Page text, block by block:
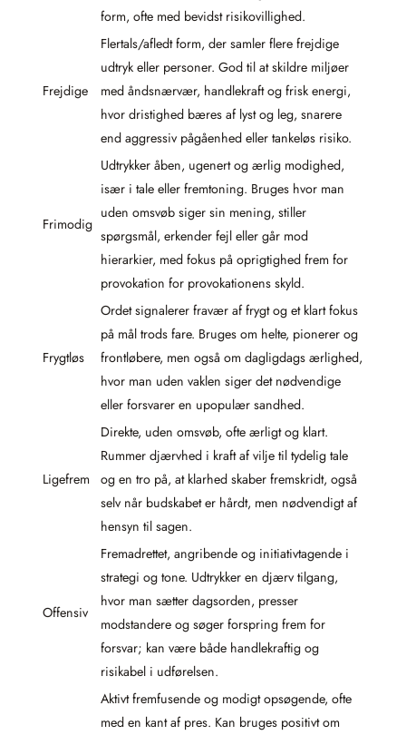
form, ofte med bevidst risikovillighed.
Frejdige
Flertals/afledt form, der samler flere frejdige
udtryk eller personer. God til at skildre miljøer
med åndsnærvær, handlekraft og frisk energi,
hvor dristighed bæres af lyst og leg, snarere
end aggressiv pågåenhed eller tankeløs risiko.
Frimodig
Udtrykker åben, ugenert og ærlig modighed,
især i tale eller fremtoning. Bruges hvor man
uden omsvøb siger sin mening, stiller
spørgsmål, erkender fejl eller går mod
hierarkier, med fokus på oprigtighed frem for
provokation for provokationens skyld.
Frygtløs
Ordet signalerer fravær af frygt og et klart fokus
på mål trods fare. Bruges om helte, pionerer og
frontløbere, men også om dagligdags ærlighed,
hvor man uden vaklen siger det nødvendige
eller forsvarer en upopulær sandhed.
Ligefrem
Direkte, uden omsvøb, ofte ærligt og klart.
Rummer djærvhed i kraft af vilje til tydelig tale
og en tro på, at klarhed skaber fremskridt, også
selv når budskabet er hårdt, men nødvendigt af
hensyn til sagen.
Offensiv
Fremadrettet, angribende og initiativtagende i
strategi og tone. Udtrykker en djærv tilgang,
hvor man sætter dagsorden, presser
modstandere og søger forspring frem for
forsvar; kan være både handlekraftig og
risikabel i udførelsen.
Aktivt fremfusende og modigt opsøgende, ofte
med en kant af pres. Kan bruges positivt om